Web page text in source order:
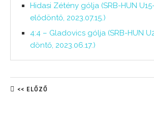
Hidasi Zétény gólja (SRB-HUN
elődöntő, 2023.07.15.)
4:4 – Gladovics gólja (SRB-HUN
döntő, 2023.06.17.)
<< ELŐZŐ